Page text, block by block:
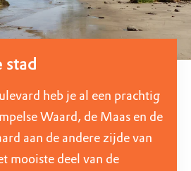
stad
heb je al een prachtig
Waard, de Maas en de
aan de andere zijde van
mooiste deel van de